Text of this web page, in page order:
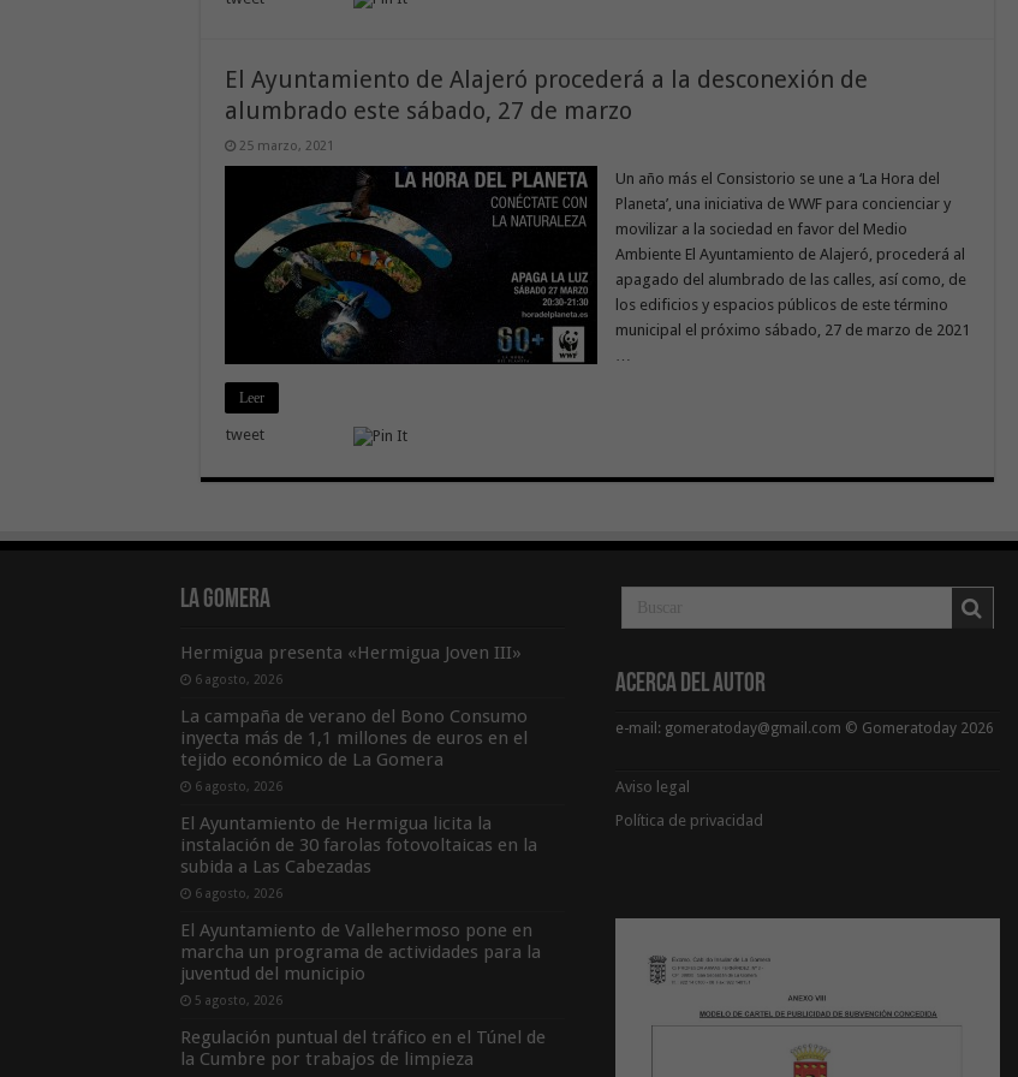
El Ayuntamiento de Alajeró procederá a la desconexión de
alumbrado este sábado, 27 de marzo
25 marzo, 2021
Un año más el Consistorio se une a ‘La Hora del
Planeta’, una iniciativa de WWF para concienciar y
movilizar a la sociedad en favor del Medio
Ambiente El Ayuntamiento de Alajeró, procederá al
apagado del alumbrado de las calles, así como, de
los edificios y espacios públicos de este término
municipal el próximo sábado, 27 de marzo de 2021
…
Leer
tweet
La Gomera
Hermigua presenta «Hermigua Joven III»
6 agosto, 2026
La campaña de verano del Bono Consumo
inyecta más de 1,1 millones de euros en el
tejido económico de La Gomera
6 agosto, 2026
El Ayuntamiento de Hermigua licita la
instalación de 30 farolas fotovoltaicas en la
subida a Las Cabezadas
6 agosto, 2026
El Ayuntamiento de Vallehermoso pone en
marcha un programa de actividades para la
juventud del municipio
5 agosto, 2026
Regulación puntual del tráfico en el Túnel de
la Cumbre por trabajos de limpieza
Acerca del Autor
e-mail: gomeratoday@gmail.com © Gomeratoday 2026
Aviso legal
Política de privacidad